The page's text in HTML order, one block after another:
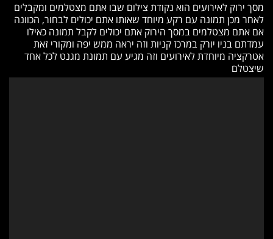
מסך ירוק לאירועים הוא נקודת צילום שבו אתם מצטלמים ומקבלים
לאחר מכן תמונה עם רקע מיוחד שאותו אתם יכולים לבחור, הכוונה
אם אתם מצטלמים במסך הירוק אתם יכולים לקבל תמונה כאילו
עמדתם בניו יורק במרכז קניות וזה יראה ממש יפה ומקורי זאת
אטרקציה מיוחדת לאירועים וזה מגיע עם תמונת מגנט לכל אחד
שיצטלם